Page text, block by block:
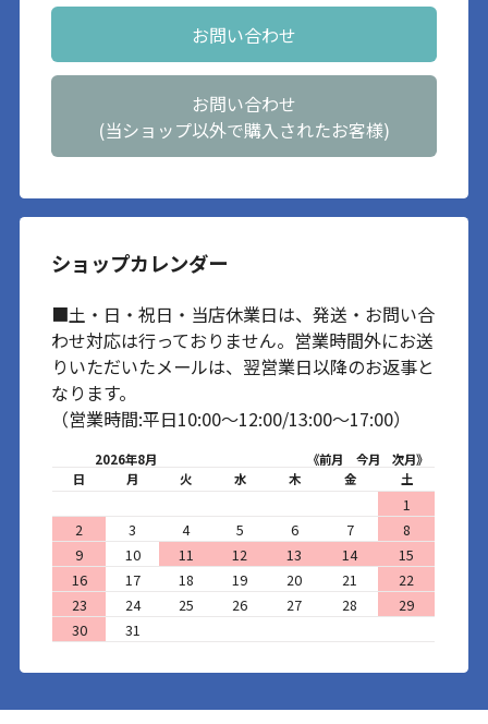
お問い合わせ
お問い合わせ
(当ショップ以外で購入されたお客様)
ショップカレンダー
■土・日・祝日・当店休業日は、発送・お問い合
わせ対応は行っておりません。営業時間外にお送
りいただいたメールは、翌営業日以降のお返事と
なります。
（営業時間:平日10:00～12:00/13:00～17:00）
2026年8月 《前月 今月
次月》
日
月 火 水 木 金 土
1
2
3 4 5 6 7
8
9
10 11 12 13 14
15
16
17 18 19 20 21
22
23
24 25 26 27 28
29
30
31